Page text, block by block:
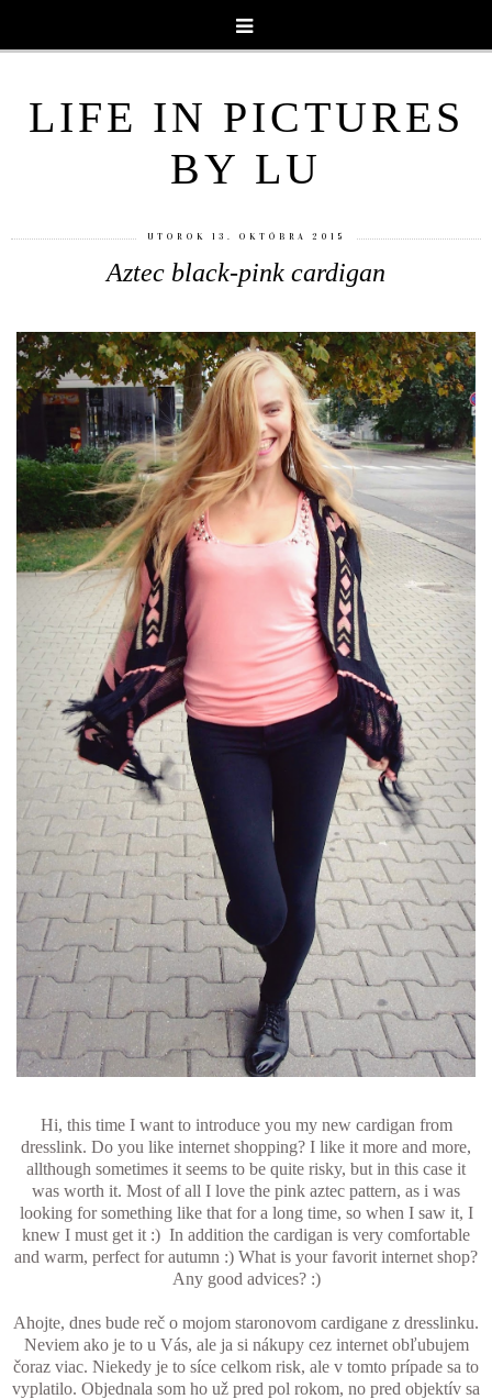
LIFE IN PICTURES
BY LU
UTOROK 13. OKTÓBRA 2015
Aztec black-pink cardigan
Hi, this time I want to introduce you my new cardigan from
dresslink. Do you like internet shopping? I like it more and more,
allthough sometimes it seems to be quite risky, but in this case it
was worth it. Most of all I love the pink aztec pattern, as i was
looking for something like that for a long time, so when I saw it, I
knew I must get it :) In addition the cardigan is very comfortable
and warm, perfect for autumn :) What is your favorit internet shop?
Any good advices? :)
Ahojte, dnes bude reč o mojom staronovom cardigane z dresslinku.
Neviem ako je to u Vás, ale ja si nákupy cez internet obľubujem
čoraz viac. Niekedy je to síce celkom risk, ale v tomto prípade sa to
vyplatilo. Objednala som ho už pred pol rokom, no pred objektív sa